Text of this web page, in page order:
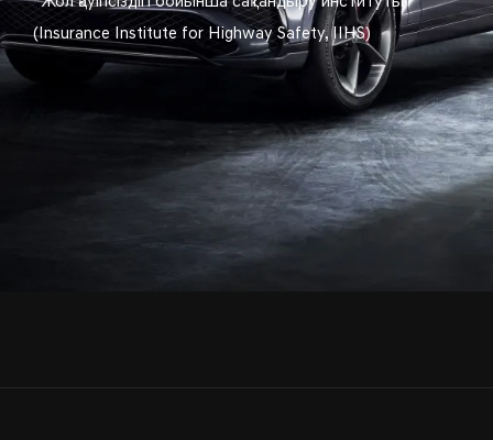
(Insurance Institute for Highway Safety, IIHS)